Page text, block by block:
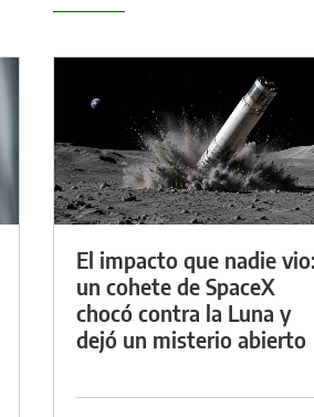
El impacto que nadie vio:
un cohete de SpaceX
chocó contra la Luna y
dejó un misterio abierto